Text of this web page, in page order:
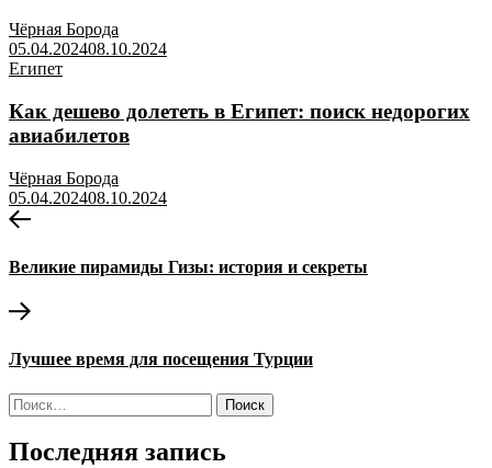
Чёрная Борода
05.04.202408.10.2024
Египет
Как дешево долететь в Египет: поиск недорогих
авиабилетов
Чёрная Борода
05.04.202408.10.2024
Навигация
записям
Предыдущая
Великие пирамиды Гизы: история и секреты
Следующая
Лучшее время для посещения Турции
Найти:
Последняя запись